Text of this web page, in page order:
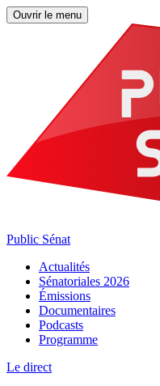
Ouvrir le menu
Public Sénat
Actualités
Sénatoriales 2026
Émissions
Documentaires
Podcasts
Programme
Le direct